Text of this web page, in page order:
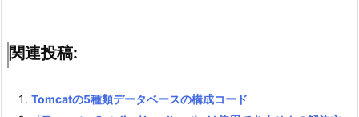
関連投稿:
Tomcatの5種類データベースの構成コード